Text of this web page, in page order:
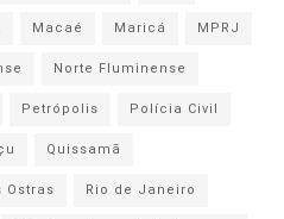
Macaé Maricá
MPRJ
Norte Fluminense
Petrópolis
Polícia Civil
Quissamã
Ostras
Rio de Janeiro